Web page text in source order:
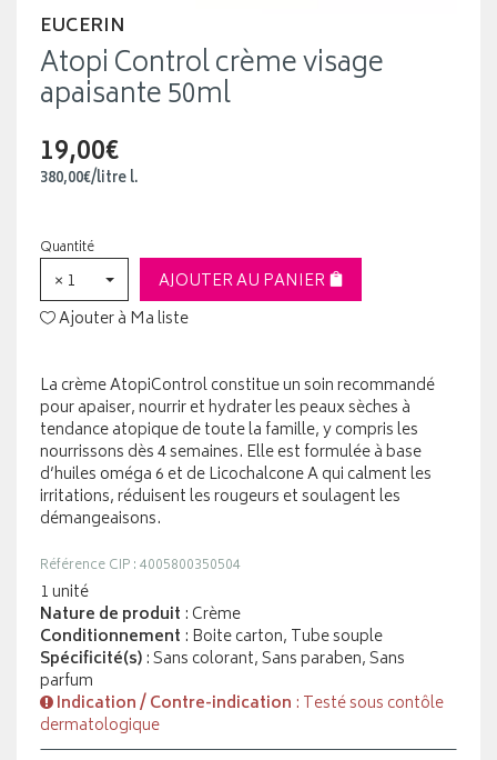
EUCERIN
Atopi Control crème visage
apaisante 50ml
19,00€
380,00€/litrel.
Quantité
× 1
AJOUTER AU PANIER
Ajouter à Ma liste
La crème AtopiControl constitue un soin recommandé
pour apaiser, nourrir et hydrater les peaux sèches à
tendance atopique de toute la famille, y compris les
nourrissons dès 4 semaines. Elle est formulée à base
d’huiles oméga 6 et de Licochalcone A qui calment les
irritations, réduisent les rougeurs et soulagent les
démangeaisons.
Référence CIP : 4005800350504
1 unité
Nature de produit : Crème
Conditionnement : Boite carton, Tube souple
Spécificité(s): Sans colorant, Sans paraben, Sans
parfum
Indication / Contre-indication : Testé sous contôle
dermatologique